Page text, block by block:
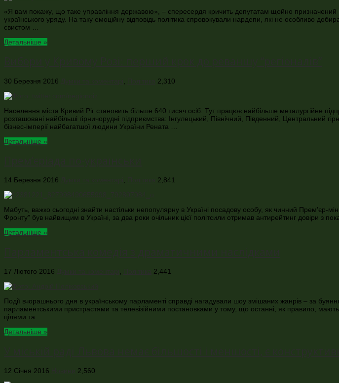
«Я вам покажу, що таке управління державою», – спересердя кричить депутатам щойно
українського уряду. На таку емоційну відповідь політика спровокували нардепи, які не особливо
свистом …
Детальніше »
30 Березня 2016 2,310
Населення міста Кривий Ріг становить більше 640 тисяч осіб. Тут працює найбільше металургійне
розташовані найбільші гірничорудні підприємства: Інгулецький, Північний, Південний, Центральний
бізнес-імперії найбагатшої людини України Рената …
Детальніше »
14 Березня 2016 , 2,841
Мабуть, важко сьогодні знайти настільки непопулярну в Україні посадову особу, як чинний Прем’єр-
Фронту” був найвищим в Україні, за два роки очільник цієї політсили отримав антирейтинг довіри з
Детальніше »
17 Лютого 2016 , 2,441
Події вчорашнього дня в українському парламенті справді нагадували шоу змішаних жанрів – за
парламентськими пристрастями та телевізійними постановками у тому, що останні, як правило,
цілями та …
Детальніше »
12 Січня 2016 2,560